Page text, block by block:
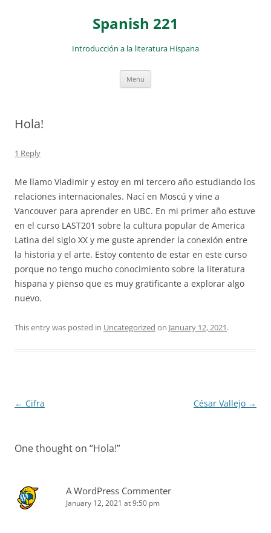
Spanish 221
Introducción a la literatura Hispana
Menu
Hola!
1 Reply
Me llamo Vladimir y estoy en mi tercero año estudiando los
relaciones internacionales. Nací en Moscú y vine a
Vancouver para aprender en UBC. En mi primer año estuve
en el curso LAST201 sobre la cultura popular de America
Latina del siglo XX y me guste aprender la conexión entre
la historia y el arte. Estoy contento de estar en este curso
porque no tengo mucho conocimiento sobre la literatura
hispana y pienso que es muy gratificante a explorar algo
nuevo.
This entry was posted in Uncategorized on January 12, 2021.
Post
← Cifra César Vallejo →
One thought on “Hola!”
A WordPress Commenter
January 12, 2021 at 9:50 pm